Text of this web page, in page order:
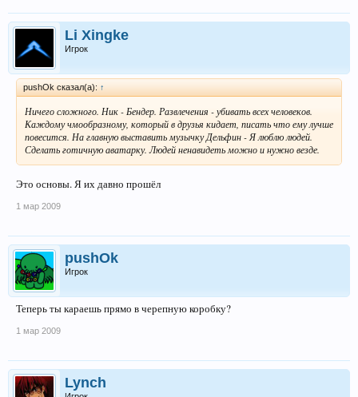
Li Xingke
Игрок
pushOk сказал(а): ↑
Ничего сложного. Ник - Бендер. Развлечения - убивать всех человеков.
Каждому чмообразному, который в друзья кидает, писать что ему лучше
повесится. На главную выставить музычку Дельфин - Я люблю людей.
Сделать готичную аватарку. Людей ненавидеть можно и нужно везде.
Это основы. Я их давно прошёл
1 мар 2009
pushOk
Игрок
Теперь ты караешь прямо в черепную коробку?
1 мар 2009
Lynch